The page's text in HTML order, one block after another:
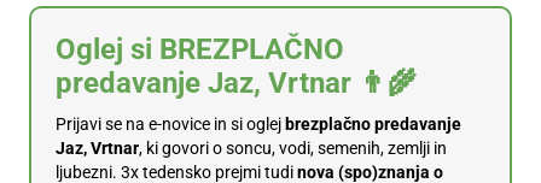
Oglej si BREZPLAČNO
predavanje Jaz, Vrtnar 👨‍🌾
Prijavi se na e-novice in si oglej brezplačno predavanje
Jaz, Vrtnar, ki govori o soncu, vodi, semenih, zemlji in
ljubezni. 3x tedensko prejmi tudinova (spo)znanja o